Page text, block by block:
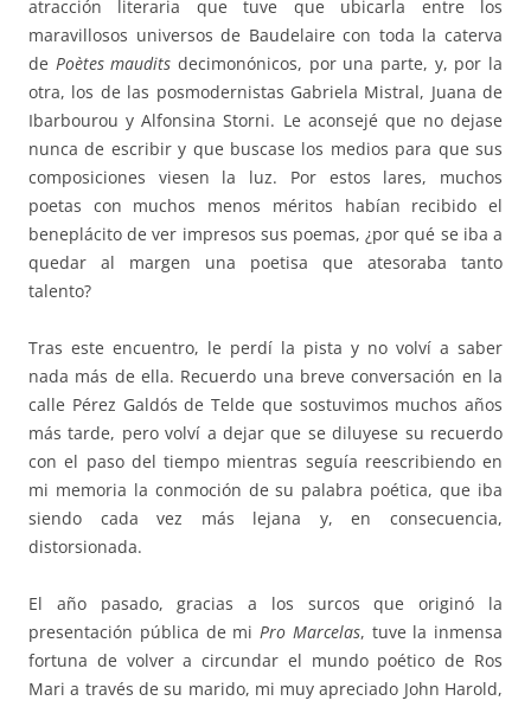
atracción literaria que tuve que ubicarla entre los
maravillosos universos de Baudelaire con toda la caterva
de Poètes mauditsdecimonónicos, por una parte, y, por la
otra, los de las posmodernistas Gabriela Mistral, Juana de
Ibarbourou y Alfonsina Storni. Le aconsejé que no dejase
nunca de escribir y que buscase los medios para que sus
composiciones viesen la luz. Por estos lares, muchos
poetas con muchos menos méritos habían recibido el
beneplácito de ver impresos sus poemas, ¿por qué se iba a
quedar al margen una poetisa que atesoraba tanto
talento?
Tras este encuentro, le perdí la pista y no volví a saber
nada más de ella. Recuerdo una breve conversación en la
calle Pérez Galdós de Telde que sostuvimos muchos años
más tarde, pero volví a dejar que se diluyese su recuerdo
con el paso del tiempo mientras seguía reescribiendo en
mi memoria la conmoción de su palabra poética, que iba
siendo cada vez más lejana y, en consecuencia,
distorsionada.
El año pasado, gracias a los surcos que originó la
presentación pública de mi Pro Marcelas, tuve la inmensa
fortuna de volver a circundar el mundo poético de Ros
Mari a través de su marido, mi muy apreciado John Harold,